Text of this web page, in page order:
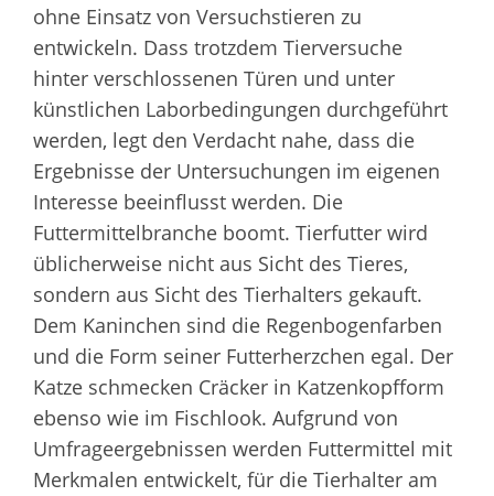
ohne Einsatz von Versuchstieren zu
entwickeln. Dass trotzdem Tierversuche
hinter verschlossenen Türen und unter
künstlichen Laborbedingungen durchgeführt
werden, legt den Verdacht nahe, dass die
Ergebnisse der Untersuchungen im eigenen
Interesse beeinflusst werden. Die
Futtermittelbranche boomt. Tierfutter wird
üblicherweise nicht aus Sicht des Tieres,
sondern aus Sicht des Tierhalters gekauft.
Dem Kaninchen sind die Regenbogenfarben
und die Form seiner Futterherzchen egal. Der
Katze schmecken Cräcker in Katzenkopfform
ebenso wie im Fischlook. Aufgrund von
Umfrageergebnissen werden Futtermittel mit
Merkmalen entwickelt, für die Tierhalter am